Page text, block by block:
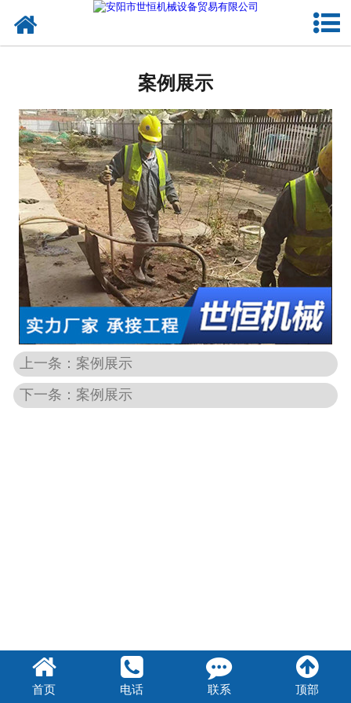
成功案例
设备实力
施工视频
资讯动态
联系我们
案例展示
上一条：案例展示
下一条：案例展示
首页 电话 联系 顶部